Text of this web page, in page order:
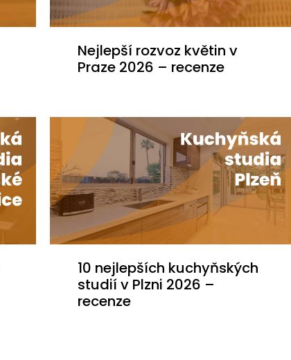
Nejlepší rozvoz květin v
Praze 2026 – recenze
10 nejlepších kuchyňských
studií v Plzni 2026 –
recenze